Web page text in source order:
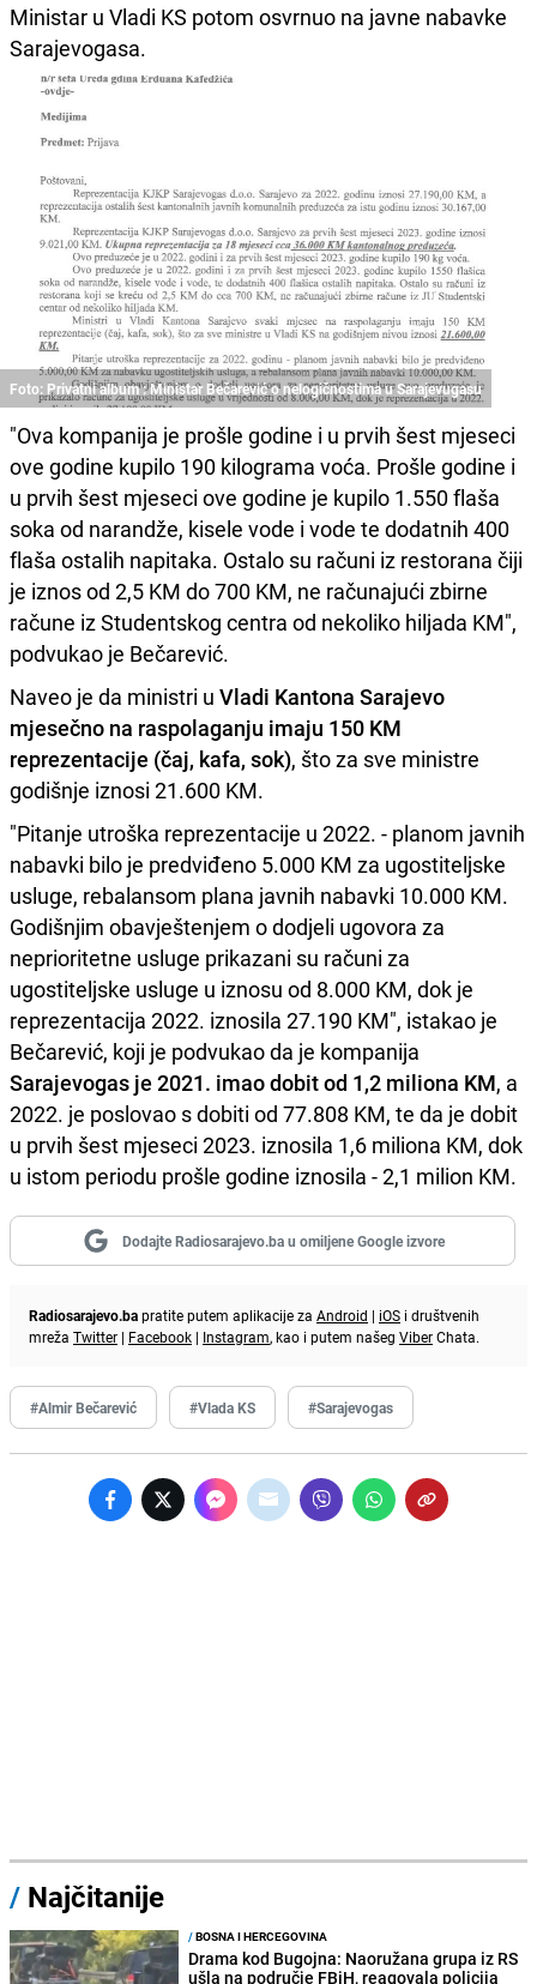
Ministar u Vladi KS potom osvrnuo na javne nabavke
Sarajevogasa.
Foto: Privatni album : Ministar Bečarević o nelogičnostima u Sarajevugasu
"Ova kompanija je prošle godine i u prvih šest mjeseci
ove godine kupilo 190 kilograma voća. Prošle godine i
u prvih šest mjeseci ove godine je kupilo 1.550 flaša
soka od narandže, kisele vode i vode te dodatnih 400
flaša ostalih napitaka. Ostalo su računi iz restorana čiji
je iznos od 2,5 KM do 700 KM, ne računajući zbirne
račune iz Studentskog centra od nekoliko hiljada KM",
podvukao je Bečarević.
Naveo je da ministri u Vladi Kantona Sarajevo
mjesečno na raspolaganju imaju 150 KM
reprezentacije (čaj, kafa, sok), što za sve ministre
godišnje iznosi 21.600 KM.
"Pitanje utroška reprezentacije u 2022. - planom javnih
nabavki bilo je predviđeno 5.000 KM za ugostiteljske
usluge, rebalansom plana javnih nabavki 10.000 KM.
Godišnjim obavještenjem o dodjeli ugovora za
neprioritetne usluge prikazani su računi za
ugostiteljske usluge u iznosu od 8.000 KM, dok je
reprezentacija 2022. iznosila 27.190 KM", istakao je
Bečarević, koji je podvukao da je kompanija
Sarajevogas je 2021. imao dobit od 1,2 miliona KM, a
2022. je poslovao s dobiti od 77.808 KM, te da je dobit
u prvih šest mjeseci 2023. iznosila 1,6 miliona KM, dok
u istom periodu prošle godine iznosila - 2,1 milion KM.
Dodajte Radiosarajevo.ba u omiljene Google izvore
Radiosarajevo.bapratite putem aplikacije za Android | iOS i društvenih
mreža Twitter | Facebook | Instagram, kao i putem našeg ViberChata.
#Almir Bečarević #Vlada KS #Sarajevogas
/ Najčitanije
/BOSNA I HERCEGOVINA
Drama kod Bugojna: Naoružana grupa iz RS
ušla na područje FBiH, reagovala policija